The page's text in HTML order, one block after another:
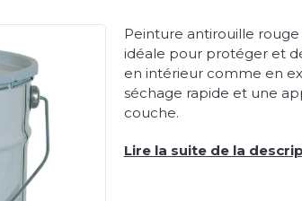
Peinture antirouille rouge
idéale pour protéger et
en intérieur comme en
séchage rapide et une
couche.
Lire la suite de la